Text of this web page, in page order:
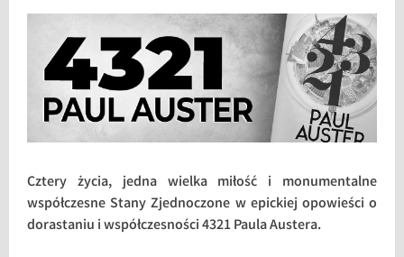
Cztery życia, jedna wielka miłość i monumentalne
współczesne Stany Zjednoczone w epickiej opowieści o
dorastaniu i współczesności 4321 Paula Austera.